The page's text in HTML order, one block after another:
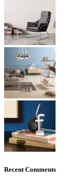
Recent Comments